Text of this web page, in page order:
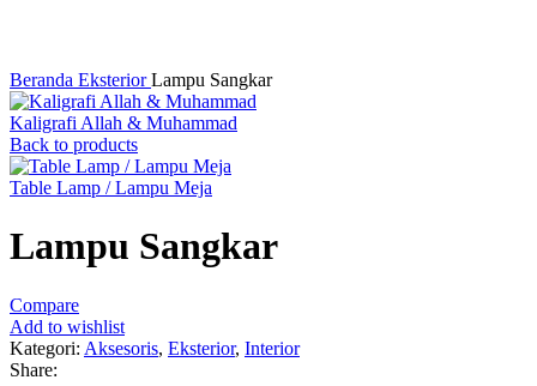
Beranda EksteriorLampu Sangkar
Kaligrafi Allah & Muhammad
Back to products
Table Lamp / Lampu Meja
Lampu Sangkar
Compare
Add to wishlist
Kategori: Aksesoris, Eksterior, Interior
Share: